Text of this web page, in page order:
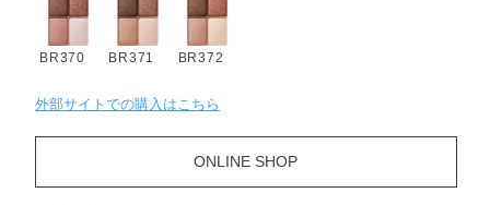
BR370 BR371 BR372
外部サイトでの購入はこちら
ONLINE SHOP